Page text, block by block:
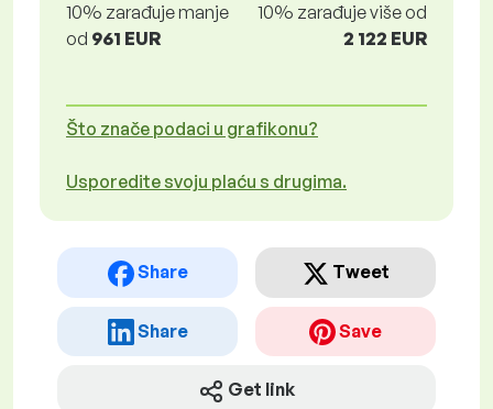
10% zarađuje manje
od 961 EUR
10% zarađuje više od
2 122 EUR
Što znače podaci u grafikonu?
Usporedite svoju plaću s drugima.
Share Tweet
Share Save
Get link